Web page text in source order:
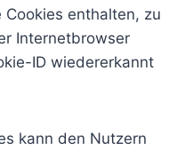
enthalten, zu
Internetbrowser
ID wiedererkannt
kann den Nutzern